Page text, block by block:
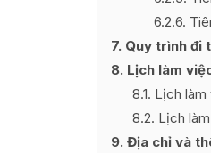
6.2.6
7 Quy trình đi
8 Lịch làm
8.1 Lịch làm
8.2 Lịch
9 Địa chỉ và